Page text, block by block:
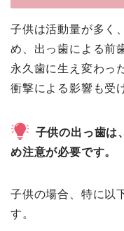
子供は活動量が多く
め、出っ歯による前
永久歯に生え変わっ
衝撃による影響も受
子供の出っ歯は
め注意が必要です。
子供の場合、特に以
す。